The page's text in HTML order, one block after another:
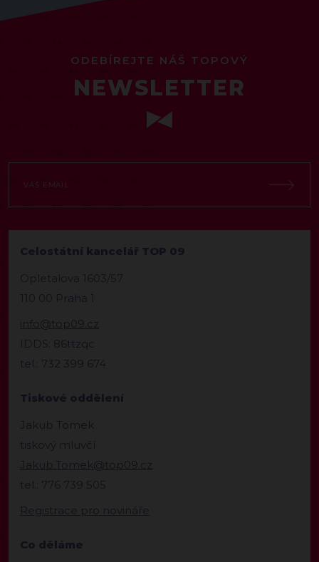
ODEBÍREJTE NÁŠ TOPOVÝ
NEWSLETTER
Celostátní kancelář TOP 09
Opletalova 1603/57
110 00 Praha 1
info@top09.cz
IDDS: 86ttzqc
tel.: 732 399 674
Tiskové oddělení
Jakub Tomek
tiskový mluvčí
Jakub.Tomek@top09.cz
tel.: 776 739 505
Registrace pro novináře
Co děláme